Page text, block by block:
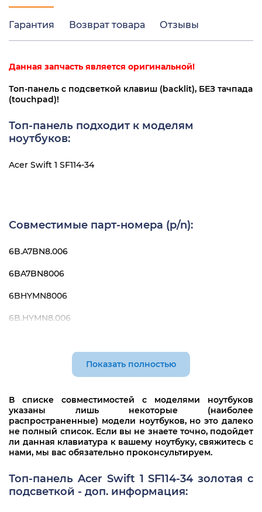
Гарантия Возврат товара Отзывы
Данная запчасть является оригинальной!
Топ-панель с подсветкой клавиш (backlit), БЕЗ тачпада
(touchpad)!
Топ-панель подходит к моделям
ноутбуков:
Acer Swift 1 SF114-34
Совместимые парт-номера (p/n):
6B.A7BN8.006
6BA7BN8006
6BHYMN8006
6B.HYMN8.006
Показать полностью
В списке совместимостей с моделями ноутбуков
указаны лишь некоторые (наиболее
распространенные) модели ноутбуков, но это далеко
не полный список. Если вы не знаете точно, подойдет
ли данная клавиатура к вашему ноутбуку, свяжитесь с
нами, мы вас обязательно проконсультируем.
Топ-панель Acer Swift 1 SF114-34 золотая с
подсветкой - доп. информация: